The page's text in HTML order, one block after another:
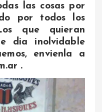
las cosas por
por todos los
que quieran
dia inolvidable
envienla a
.